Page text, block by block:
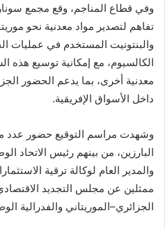
وفي قطاع المناجم، وقع مجمع
تفاهم لتصدير مواد معدنية نحو
والبنتونيت المستخدم في عمليات
الكالسيوم، مع إمكانية توسيع هذه
معدنية أخرى، بما يدعم الحضور
داخل الأسواق الإفريقية.
وشهدت مراسم التوقيع حضور عدد من
البارزين، من بينهم رئيس الاتحاد
والمدير العام لوكالة ترقية
ممثلين عن مجلس التجديد
الجزائري–الموريتاني والفدرالية